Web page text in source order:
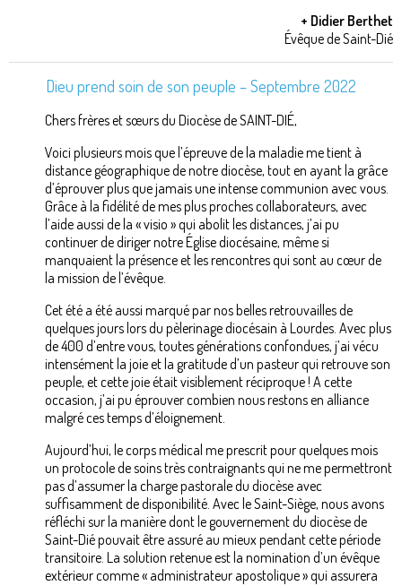
+ Didier Berthet
Évêque de Saint-Dié
Dieu prend soin de son peuple – Septembre 2022
Chers frères et sœurs du Diocèse de SAINT-DIÉ,
Voici plusieurs mois que l’épreuve de la maladie me tient à
distance géographique de notre diocèse, tout en ayant la grâce
d’éprouver plus que jamais une intense communion avec vous.
Grâce à la fidélité de mes plus proches collaborateurs, avec
l’aide aussi de la « visio » qui abolit les distances, j’ai pu
continuer de diriger notre Église diocésaine, même si
manquaient la présence et les rencontres qui sont au cœur de
la mission de l’évêque.
Cet été a été aussi marqué par nos belles retrouvailles de
quelques jours lors du pèlerinage diocésain à Lourdes. Avec plus
de 400 d’entre vous, toutes générations confondues, j’ai vécu
intensément la joie et la gratitude d’un pasteur qui retrouve son
peuple, et cette joie était visiblement réciproque ! A cette
occasion, j’ai pu éprouver combien nous restons en alliance
malgré ces temps d’éloignement.
Aujourd’hui, le corps médical me prescrit pour quelques mois
un protocole de soins très contraignants qui ne me permettront
pas d’assumer la charge pastorale du diocèse avec
suffisamment de disponibilité. Avec le Saint-Siège, nous avons
réfléchi sur la manière dont le gouvernement du diocèse de
Saint-Dié pouvait être assuré au mieux pendant cette période
transitoire. La solution retenue est la nomination d’un évêque
extérieur comme « administrateur apostolique » qui assurera